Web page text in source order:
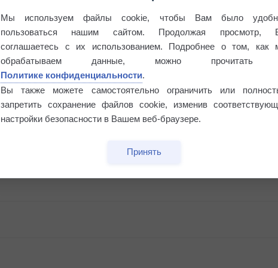
Мы используем файлы cookie, чтобы Вам было
пользоваться нашим сайтом. Продолжая просмотр,
соглашаетесь с их использованием. Подробнее о том, как
обрабатываем данные, можно прочитать
Политике конфиденциальности.
Вы также можете самостоятельно ограничить или
запретить сохранение файлов cookie, изменив
настройки безопасности в Вашем веб-браузере.
Принять